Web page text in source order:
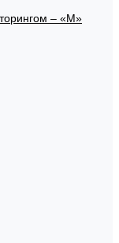
– «М»